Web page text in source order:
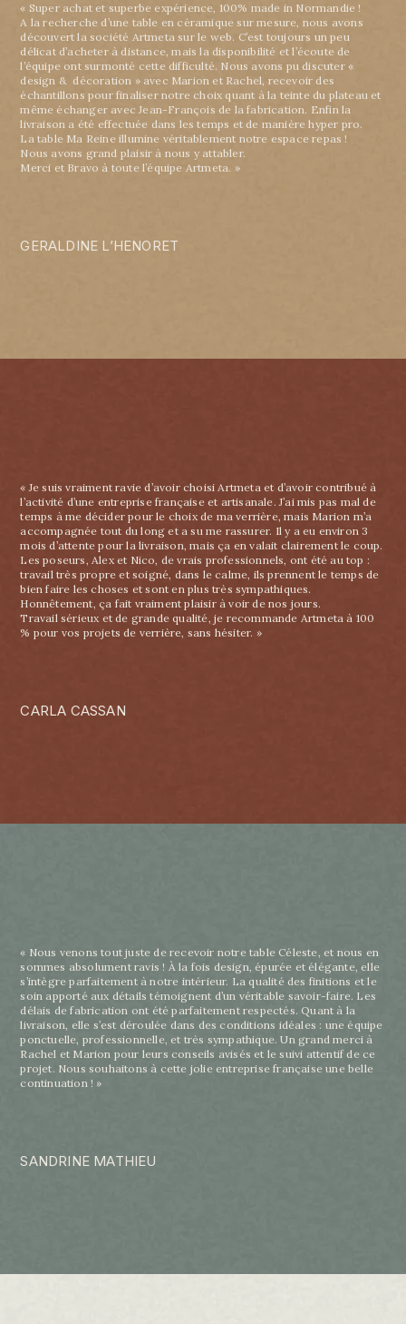
« Super achat et superbe expérience, 100% made in Normandie !
A la recherche d’une table en céramique sur mesure, nous avons
découvert la société Artmeta sur le web. C’est toujours un peu
délicat d’acheter à distance, mais la disponibilité et l’écoute de
l’équipe ont surmonté cette difficulté. Nous avons pu discuter «
design & décoration » avec Marion et Rachel, recevoir des
échantillons pour finaliser notre choix quant à la teinte du plateau et
même échanger avec Jean-François de la fabrication. Enfin la
livraison a été effectuée dans les temps et de manière hyper pro.
La table Ma Reine illumine véritablement notre espace repas !
Nous avons grand plaisir à nous y attabler.
Merci et Bravo à toute l’équipe Artmeta. »
GERALDINE L’HENORET
« Je suis vraiment ravie d’avoir choisi Artmeta et d’avoir contribué à
l’activité d’une entreprise française et artisanale. J’ai mis pas mal de
temps à me décider pour le choix de ma verrière, mais Marion m’a
accompagnée tout du long et a su me rassurer. Il y a eu environ 3
mois d’attente pour la livraison, mais ça en valait clairement le coup.
Les poseurs, Alex et Nico, de vrais professionnels, ont été au top :
travail très propre et soigné, dans le calme, ils prennent le temps de
bien faire les choses et sont en plus très sympathiques.
Honnêtement, ça fait vraiment plaisir à voir de nos jours.
Travail sérieux et de grande qualité, je recommande Artmeta à 100
% pour vos projets de verrière, sans hésiter. »
CARLA CASSAN
« Nous venons tout juste de recevoir notre table Céleste, et nous en
sommes absolument ravis ! À la fois design, épurée et élégante, elle
s’intègre parfaitement à notre intérieur. La qualité des finitions et le
soin apporté aux détails témoignent d’un véritable savoir-faire. Les
délais de fabrication ont été parfaitement respectés. Quant à la
livraison, elle s’est déroulée dans des conditions idéales : une équipe
ponctuelle, professionnelle, et très sympathique. Un grand merci à
Rachel et Marion pour leurs conseils avisés et le suivi attentif de ce
projet. Nous souhaitons à cette jolie entreprise française une belle
continuation ! »
SANDRINE MATHIEU